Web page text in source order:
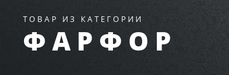
ТОВАР ИЗ КАТЕГОРИИ
ФАРФОР